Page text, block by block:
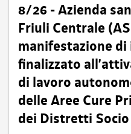
8/26 - Azienda
Friuli Centrale
manifestazione
finalizzato
di lavoro
delle Aree Cure
dei Distretti